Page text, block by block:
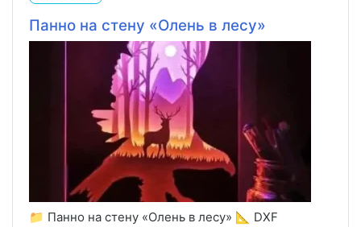
Панно на стену «Олень в лесу»
📁 Панно на стену «Олень в лесу» 📐 DXF